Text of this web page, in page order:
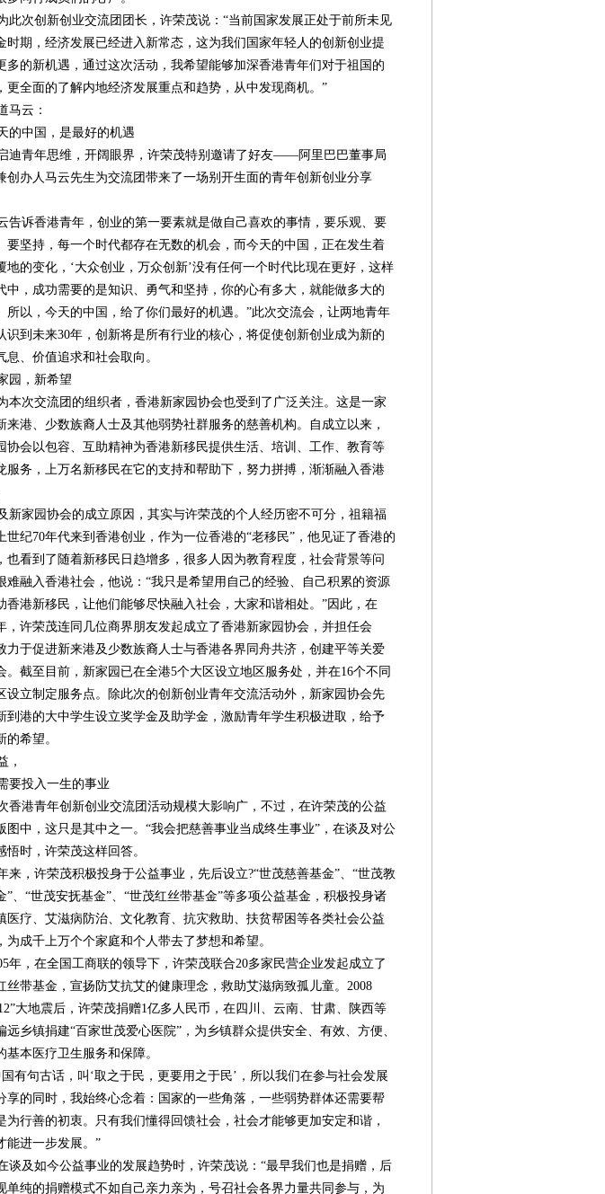
次创新创业交流团团长，许荣茂说：“当前国家发展正处于前所未见
时期，经济发展已经进入新常态，这为我们国家年轻人的创新创业提
多的新机遇，通过这次活动，我希望能够加深香港青年们对于祖国的
更全面的了解内地经济发展重点和趋势，从中发现商机。”
云：
的中国，是最好的机遇
迪青年思维，开阔眼界，许荣茂特别邀请了好友——阿里巴巴董事局
创办人马云先生为交流团带来了一场别开生面的青年创新创业分享
诉香港青年，创业的第一要素就是做自己喜欢的事情，要乐观、要
要坚持，每一个时代都存在无数的机会，而今天的中国，正在发生着
地的变化，‘大众创业，万众创新’没有任何一个时代比现在更好，这样
中，成功需要的是知识、勇气和坚持，你的心有多大，就能做多大的
所以，今天的中国，给了你们最好的机遇。”此次交流会，让两地青年
识到未来30年，创新将是所有行业的核心，将促使创新创业成为新的
息、价值追求和社会取向。
园，新希望
次交流团的组织者，香港新家园协会也受到了广泛关注。这是一家
来港、少数族裔人士及其他弱势社群服务的慈善机构。自成立以来，
协会以包容、互助精神为香港新移民提供生活、培训、工作、教育等
服务，上万名新移民在它的支持和帮助下，努力拼搏，渐渐融入香港
家园协会的成立原因，其实与许荣茂的个人经历密不可分，祖籍福
世纪70年代来到香港创业，作为一位香港的“老移民”，他见证了香港的
也看到了随着新移民日趋增多，很多人因为教育程度，社会背景等问
难融入香港社会，他说：“我只是希望用自己的经验、自己积累的资源
香港新移民，让他们能够尽快融入社会，大家和谐相处。”因此，在
，许荣茂连同几位商界朋友发起成立了香港新家园协会，并担任会
力于促进新来港及少数族裔人士与香港各界同舟共济，创建平等关爱
。截至目前，新家园已在全港5个大区设立地区服务处，并在16个不同
设立制定服务点。除此次的创新创业青年交流活动外，新家园协会先
到港的大中学生设立奖学金及助学金，激励青年学生积极进取，给予
的希望。
，
要投入一生的事业
港青年创新创业交流团活动规模大影响广，不过，在许荣茂的公益
图中，这只是其中之一。“我会把慈善事业当成终生事业”，在谈及对公
悟时，许荣茂这样回答。
，许荣茂积极投身于公益事业，先后设立?“世茂慈善基金”、“世茂教
”、“世茂安抚基金”、“世茂红丝带基金”等多项公益基金，积极投身诸
医疗、艾滋病防治、文化教育、抗灾救助、扶贫帮困等各类社会公益
为成千上万个个家庭和个人带去了梦想和希望。
年，在全国工商联的领导下，许荣茂联合20多家民营企业发起成立了
丝带基金，宣扬防艾抗艾的健康理念，救助艾滋病致孤儿童。2008
大地震后，许荣茂捐赠1亿多人民币，在四川、云南、甘肃、陕西等
远乡镇捐建“百家世茂爱心医院”，为乡镇群众提供安全、有效、方便、
基本医疗卫生服务和保障。
有句古话，叫‘取之于民，更要用之于民’，所以我们在参与社会发展
享的同时，我始终心念着：国家的一些角落，一些弱势群体还需要帮
为行善的初衷。只有我们懂得回馈社会，社会才能够更加安定和谐，
能进一步发展。”
及如今公益事业的发展趋势时，许荣茂说：“最早我们也是捐赠，后
单纯的捐赠模式不如自己亲力亲为，号召社会各界力量共同参与，为